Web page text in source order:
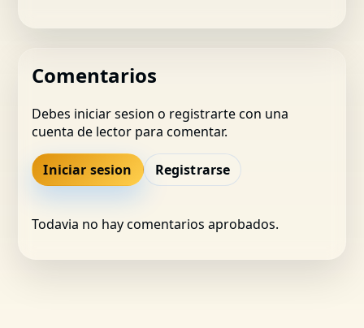
Comentarios
Debes iniciar sesion o registrarte con una
cuenta de lector para comentar.
Iniciar sesion Registrarse
Todavia no hay comentarios aprobados.